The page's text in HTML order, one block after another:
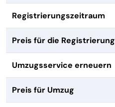
Registrierungszeitraum
Preis für die Registrierung
Umzugsservice erneuern
Preis für Umzug